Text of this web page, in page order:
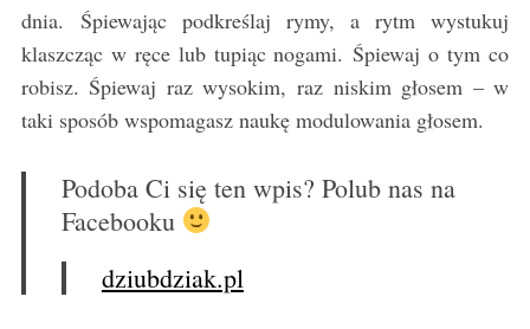
dnia. Śpiewając podkreślaj rymy, a rytm wystukuj
klaszcząc w ręce lub tupiąc nogami. Śpiewaj o tym co
robisz. Śpiewaj raz wysokim, raz niskim głosem – w
taki sposób wspomagasz naukę modulowania głosem.
Podoba Ci się ten wpis? Polub nas na
Facebooku
dziubdziak.pl